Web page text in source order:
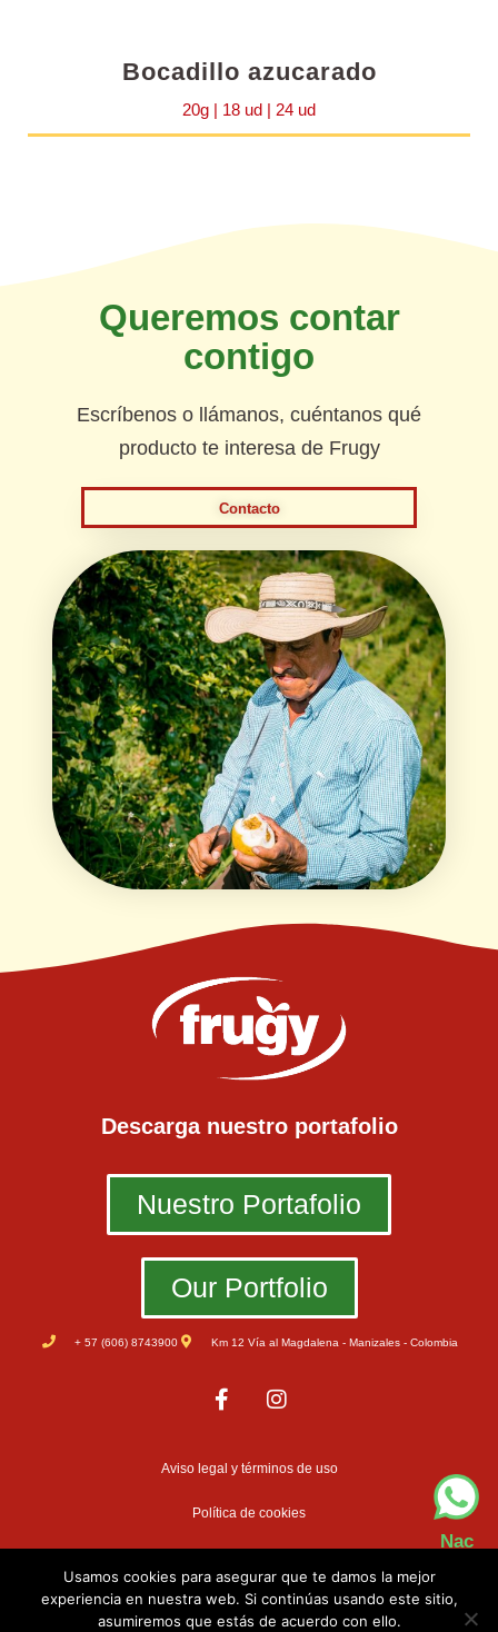
Bocadillo azucarado
20g | 18 ud | 24 ud
Queremos contar
contigo
Escríbenos o llámanos, cuéntanos qué
producto te interesa de Frugy
Contacto
Descarga nuestro portafolio
Nuestro Portafolio
Our Portfolio
+ 57 (606) 8743900 Km 12 Vía al Magdalena - Manizales - Colombia
Aviso legal y términos de uso
Política de cookies
Nac
Usamos cookies para asegurar que te damos la mejor
experiencia en nuestra web. Si continúas usando este sitio,
asumiremos que estás de acuerdo con ello.